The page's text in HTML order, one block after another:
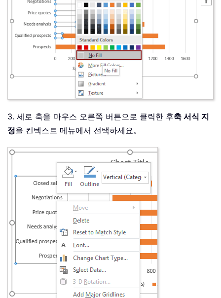
3. 세로 축을 마우스 오른쪽 버튼으로 클릭한 후축 서식 지
정을 컨텍스트 메뉴에서 선택하세요。